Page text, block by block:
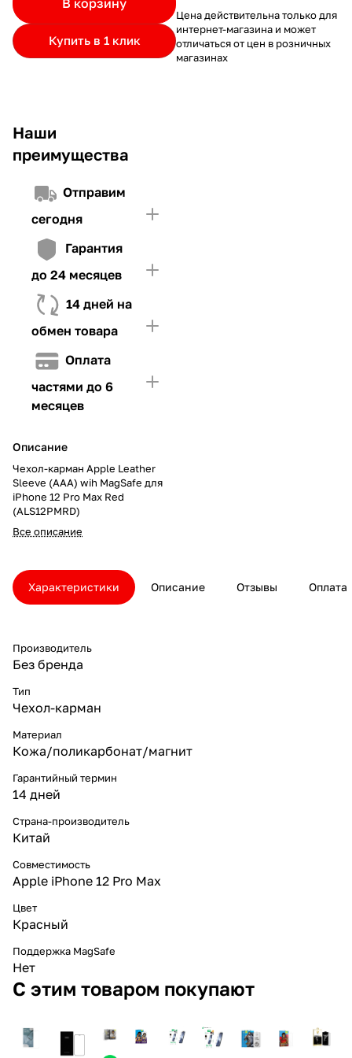
Купить в 1 клик
Наши
преимущества
Отправим
сегодня
Гарантия
до 24 месяцев
14 дней на
обмен товара
Оплата
частями до 6
месяцев
Описание
Чехол-карман Apple Leather
Sleeve (AAA) wih MagSafe для
iPhone 12 Pro Max Red
(ALS12PMRD)
Все описание
и Первого взноса (в случае необходимости)
Если лимит ниже стоимости товара, недостающую
сумму нужно внести Первым взносом
4. Иметь достаточно средств для внесения первой части платежа
Цена действительна только для
интернет-магазина и может
отличаться от цен в розничных
магазинах
Характеристики Описание Отзывы Оплата
Производитель
Без бренда
Тип
Чехол-карман
Материал
Кожа/поликарбонат/магнит
Гарантийный термин
14 дней
Страна-производитель
Китай
Совместимость
Apple iPhone 12 Pro Max
Цвет
Красный
Поддержка MagSafe
Нет
С этим товаром покупают